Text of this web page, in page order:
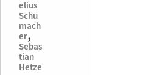
elius
Schu
mach
er,
Sebas
tian
Hetze